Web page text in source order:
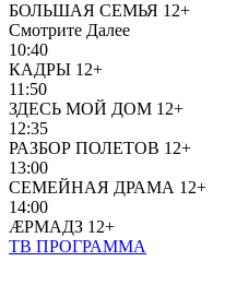
БОЛЬШАЯ СЕМЬЯ 12+
Смотрите Далее
10:40
КАДРЫ 12+
11:50
ЗДЕСЬ МОЙ ДОМ 12+
12:35
РАЗБОР ПОЛЕТОВ 12+
13:00
СЕМЕЙНАЯ ДРАМА 12+
14:00
ÆРМАДЗ 12+
ТВ ПРОГРАММА